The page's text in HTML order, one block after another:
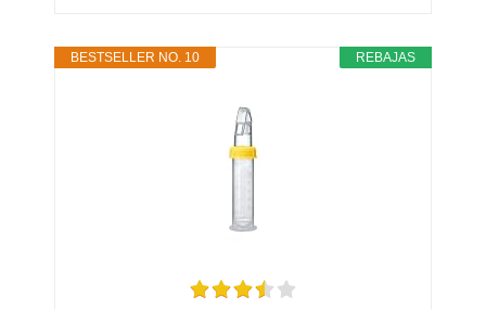
REBAJAS
BESTSELLER NO. 10